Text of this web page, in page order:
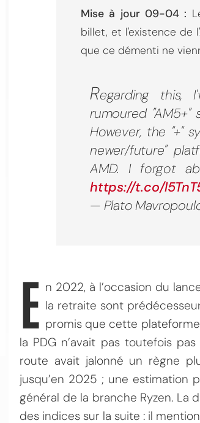
Mise à jour 09-04 :
billet, et l'existence de
que ce démenti ne
Regarding this,
rumoured
However, the "+"
newer/future"
AMD. I forgot
https://t.co/
— Plato
E n 2022, à l’occasion du
la retraite sont
promis que cette
la PDG n’avait pas toutefois
route avait jalonné un règne
jusqu’en 2025 ; une estimation
général de la branche Ryzen. La
des indices sur la suite : il